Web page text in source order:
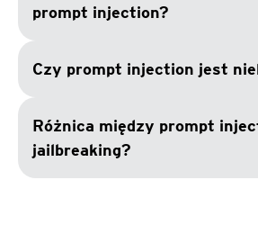
prompt injection?
Czy prompt injection jest
Różnica między prompt
jailbreaking?